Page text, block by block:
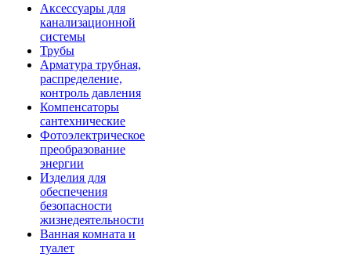
Аксессуары для
канализационной
системы
Трубы
Арматура трубная,
распределение,
контроль давления
Компенсаторы
сантехнические
Фотоэлектрическое
преобразование
энергии
Изделия для
обеспечения
безопасности
жизнедеятельности
Ванная комната и
туалет